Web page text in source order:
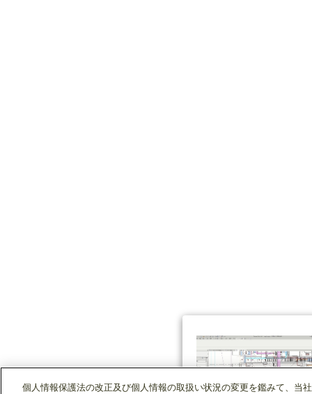
個人情報保護法の改正及び個人情報の取扱い状況の変更を鑑みて、当